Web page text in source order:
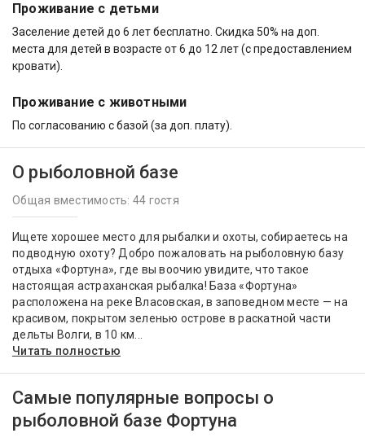
Проживание с детьми
Заселение детей до 6 лет бесплатно. Скидка 50% на доп.
места для детей в возрасте от 6 до 12 лет (с предоставлением
кровати).
Проживание с животными
По согласованию с базой (за доп. плату).
О рыболовной базе
Общая вместимость: 44 гостя
Ищете хорошее место для рыбалки и охоты, собираетесь на
подводную охоту? Добро пожаловать на рыболовную базу
отдыха «Фортуна», где вы воочию увидите, что такое
настоящая астраханская рыбалка! База «Фортуна»
расположена на реке Власовская, в заповедном месте — на
красивом, покрытом зеленью острове в раскатной части
дельты Волги, в 10 км...
Читать полностью
Самые популярные вопросы о
рыболовной базе Фортуна